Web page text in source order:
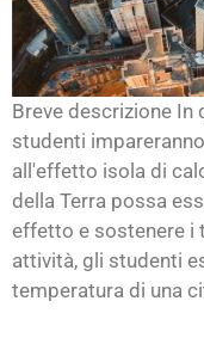
Breve descrizione In
studenti
all'effetto isola di
della Terra possa
effetto e sostenere i
attività, gli studenti
temperatura di una